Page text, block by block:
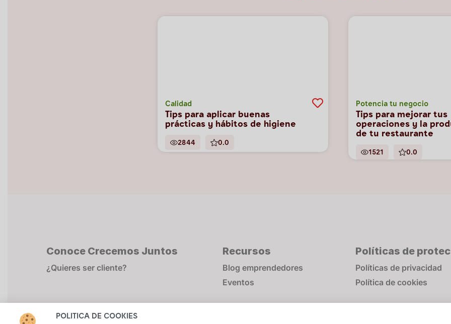
Calidad
Tips para aplicar buenas
prácticas y hábitos de higiene
2844 0.0
Potencia tu negocio
Tips para mejorar tus
operaciones y la
de tu restaurante
1521 0.0
Conoce Crecemos Juntos
¿Quieres ser cliente?
Recursos
Blog emprendedores
Eventos
Políticas de
Políticas de privacidad
Política de cookies
POLÍTICA DE COOKIES